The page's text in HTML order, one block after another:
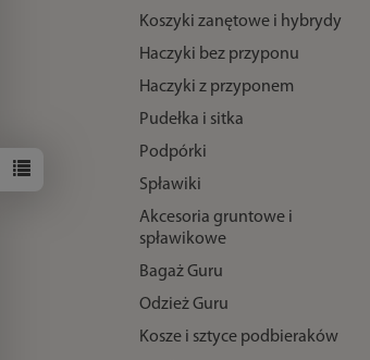
Koszyki zanętowe i hybrydy
Haczyki bez przyponu
Haczyki z przyponem
Pudełka i sitka
Podpórki
Spławiki
Akcesoria gruntowe i
spławikowe
Bagaż Guru
Odzież Guru
Kosze i sztyce podbieraków